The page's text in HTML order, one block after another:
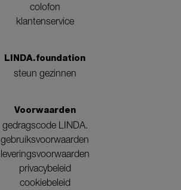
colofon
klantenservice
LINDA.foundation
steun gezinnen
Voorwaarden
gedragscode LINDA.
gebruiksvoorwaarden
leveringsvoorwaarden
privacybeleid
cookiebeleid